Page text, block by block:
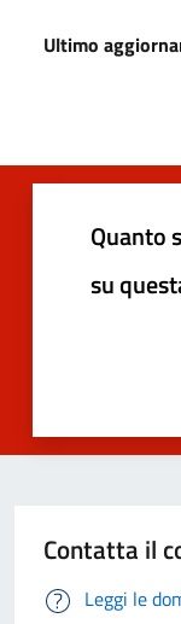
Ultimo
Quanto
su
Contatta il
Leggi le